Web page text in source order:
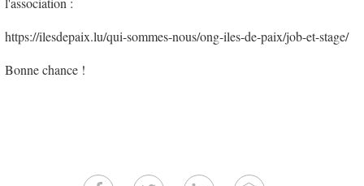
https://ilesdepaix.lu/qui-sommes-nous/ong-iles-de-paix/job-et-stage/
Bonne chance !